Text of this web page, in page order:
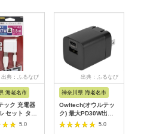
出典：ふるなび
海老名市
ック 充電器
セット タイ
ブル & AC充
5.0
出典：ふるなび
神奈川県 海老名市
Owltech(オウルテッ
ク) 最大PD30W出力
GaN採用 USB Type-
C×1 USB Type-A×1
5.0